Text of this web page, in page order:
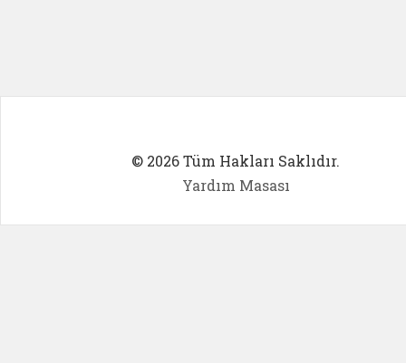
© 2026 Tüm Hakları Saklıdır.
Yardım Masası